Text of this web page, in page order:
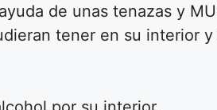
de unas tenazas y
tener en su interior